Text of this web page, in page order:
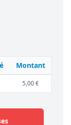
Montant
5,00 €